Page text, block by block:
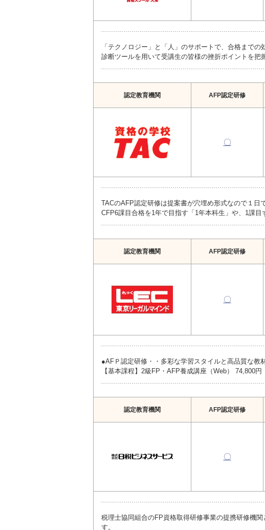
「テクノロジー」と「人」のサポートで、合格までの
診断ツールを用いて受講生の皆様の挫折ポイントを把
認定教育機関 AFP認定研修
〇
TACのAFP認定研修は提案書が穴埋め形式なので１日
CFP6課目合格を1年で目指す「1年本科生」や、1課目
認定教育機関 AFP認定研修
〇
●AFＰ認定研修・・多彩な学習スタイルと高品質な
【基本課程】2級FP・AFP養成講座（Web） 74,800円
認定教育機関 AFP認定研修
〇
税理士協同組合のFP資格取得研修事業の提携研修機
す。